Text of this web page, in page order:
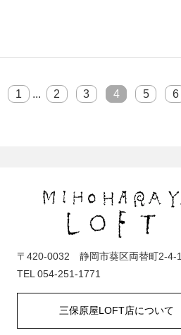
1 ... 2 3 4 5 6
〒420-0032 静岡市葵区両替町2-4-1
TEL 054-251-1771
三保原屋LOFT店について